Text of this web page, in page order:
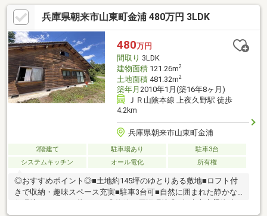
密着ナンバー１を目指しています！○家を買いたい・売りたい・
リフォームしたいお客様にたくさんの情報を迅速に提供いたしま
す！○物件情報・住宅ローンetc...どんな事でもお気軽にご相談く
ださい！○見るだけOK!聞くだけOK!ご相談は無料です！ご来店、
お問い合わせをお待ちしております♪
兵庫県朝来市山東町金浦 480万円 3LDK
480万円
間取り 3LDK
建物面積121.26m2
土地面積481.32m2
築年月 2010年1月(築16年8ヶ月)
ＪＲ山陰本線 上夜久野駅 徒歩
4.2km
兵庫県朝来市山東町金浦
2階建て 駐車場あり
駐車3台
システムキッチン
オール電化 所有権
◎おすすめポイント◎■土地約145坪のゆとりある敷地■ロフト付
きで収納・趣味スペース充実■駐車3台可■自然に囲まれた静かな